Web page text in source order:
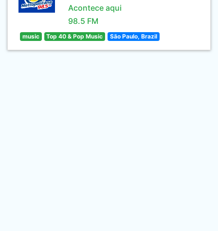
Acontece aqui
98.5 FM
music Top 40 & Pop Music São Paulo, Brazil